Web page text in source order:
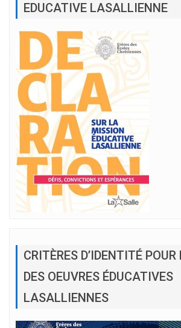
EDUCATIVE LASALLIENNE
CRITÈRES D’IDENTITÉ
DES OEUVRES ÉDUCATIVES
LASALLIENNES